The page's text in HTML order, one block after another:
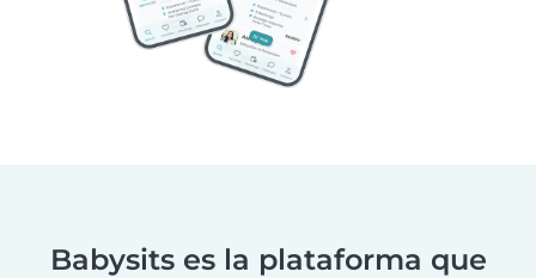
Babysits es la plataforma que